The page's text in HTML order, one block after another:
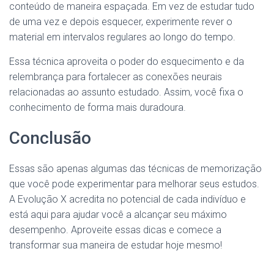
conteúdo de maneira espaçada. Em vez de estudar tudo
de uma vez e depois esquecer, experimente rever o
material em intervalos regulares ao longo do tempo.
Essa técnica aproveita o poder do esquecimento e da
relembrança para fortalecer as conexões neurais
relacionadas ao assunto estudado. Assim, você fixa o
conhecimento de forma mais duradoura.
Conclusão
Essas são apenas algumas das técnicas de memorização
que você pode experimentar para melhorar seus estudos.
A Evolução X acredita no potencial de cada indivíduo e
está aqui para ajudar você a alcançar seu máximo
desempenho. Aproveite essas dicas e comece a
transformar sua maneira de estudar hoje mesmo!